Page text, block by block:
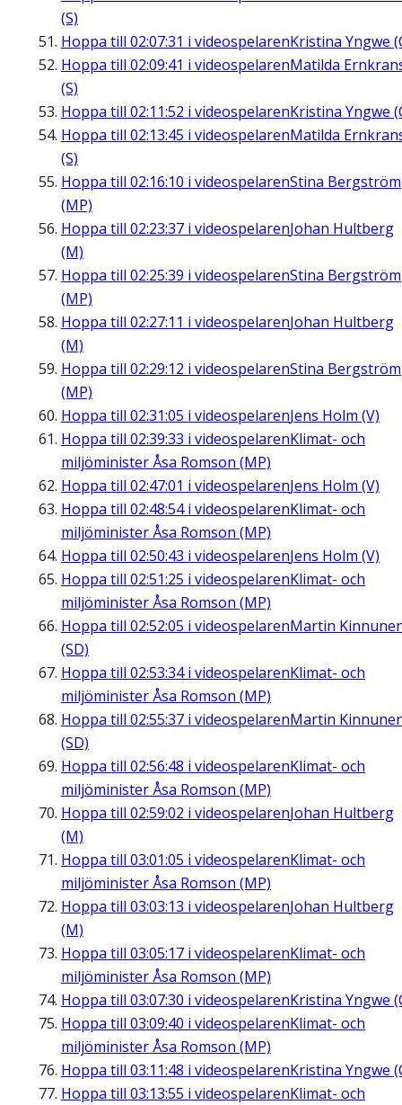
(S)
Hoppa till 02:07:31 i videospelarenKristina Yngwe
Hoppa till 02:09:41 i videospelarenMatilda
(S)
Hoppa till 02:11:52 i videospelarenKristina Yngwe
Hoppa till 02:13:45 i videospelarenMatilda
(S)
Hoppa till 02:16:10 i videospelarenStina Bergström
(MP)
Hoppa till 02:23:37 i videospelarenJohan Hultberg
(M)
Hoppa till 02:25:39 i videospelarenStina Bergström
(MP)
Hoppa till 02:27:11 i videospelarenJohan Hultberg
(M)
Hoppa till 02:29:12 i videospelarenStina Bergström
(MP)
Hoppa till 02:31:05 i videospelarenJens Holm (V)
Hoppa till 02:39:33 i videospelarenKlimat- och
miljöminister Åsa Romson (MP)
Hoppa till 02:47:01 i videospelarenJens Holm (V)
Hoppa till 02:48:54i videospelarenKlimat- och
miljöminister Åsa Romson (MP)
Hoppa till 02:50:43 i videospelarenJens Holm (V)
Hoppa till 02:51:25 i videospelarenKlimat- och
miljöminister Åsa Romson (MP)
Hoppa till 02:52:05 i videospelarenMartin
(SD)
Hoppa till 02:53:34i videospelarenKlimat- och
miljöminister Åsa Romson (MP)
Hoppa till 02:55:37 i videospelarenMartin
(SD)
Hoppa till 02:56:48 i videospelarenKlimat- och
miljöminister Åsa Romson (MP)
Hoppa till 02:59:02 i videospelarenJohan Hultberg
(M)
Hoppa till 03:01:05 i videospelarenKlimat- och
miljöminister Åsa Romson (MP)
Hoppa till 03:03:13 i videospelarenJohan Hultberg
(M)
Hoppa till 03:05:17 i videospelarenKlimat- och
miljöminister Åsa Romson (MP)
Hoppa till 03:07:30 i videospelarenKristina Yngwe
Hoppa till 03:09:40 i videospelarenKlimat- och
miljöminister Åsa Romson (MP)
Hoppa till 03:11:48 i videospelarenKristina Yngwe
Hoppa till 03:13:55 i videospelarenKlimat- och